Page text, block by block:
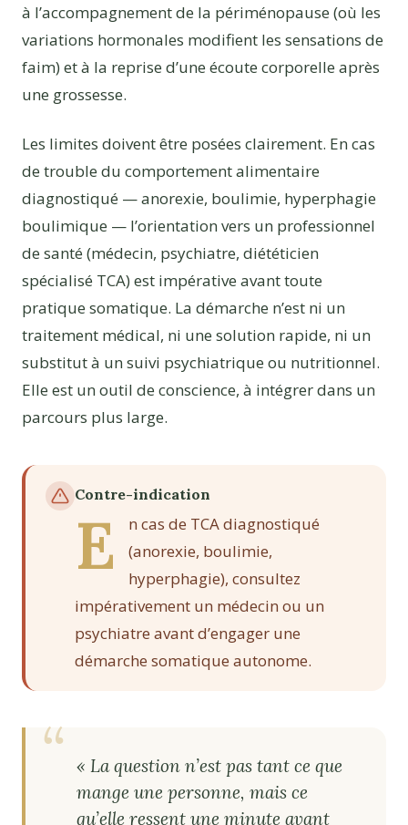
à l’accompagnement de la périménopause (où les
variations hormonales modifient les sensations de
faim) et à la reprise d’une écoute corporelle après
une grossesse.
Les limites doivent être posées clairement. En cas
de trouble du comportement alimentaire
diagnostiqué — anorexie, boulimie, hyperphagie
boulimique — l’orientation vers un professionnel
de santé (médecin, psychiatre, diététicien
spécialisé TCA) est impérative avant toute
pratique somatique. La démarche n’est ni un
traitement médical, ni une solution rapide, ni un
substitut à un suivi psychiatrique ou nutritionnel.
Elle est un outil de conscience, à intégrer dans un
parcours plus large.
Contre-indication
E
n cas de TCA diagnostiqué
(anorexie, boulimie,
hyperphagie), consultez
impérativement un médecin ou un
psychiatre avant d’engager une
démarche somatique autonome.
« La question n’est pas tant ce que
mange une personne, mais ce
qu’elle ressent une minute avant